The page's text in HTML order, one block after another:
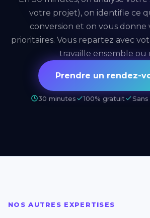
votre projet), on identifie ce
conversion et on vous donne
prioritaires. Vous repartez avec
travaille ensemble ou
Prendre un rendez-
30 minutes 100% gratuit
NOS AUTRES EXPERTISES